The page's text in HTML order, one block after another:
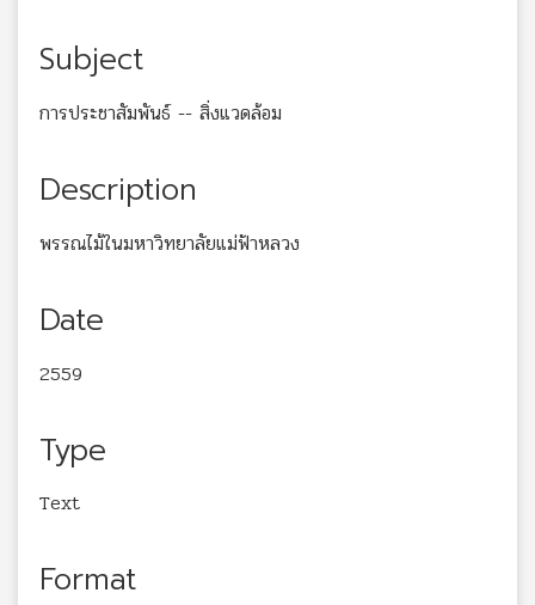
Subject
การประชาสัมพันธ์ -- สิ่งแวดล้อม
Description
พรรณไม้ในมหาวิทยาลัยแม่ฟ้าหลวง
Date
2559
Type
Text
Format